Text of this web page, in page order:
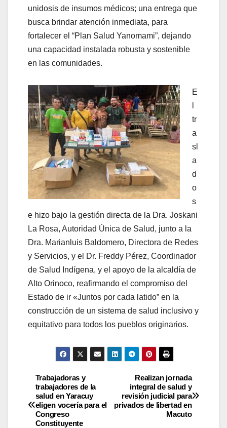
unidosis de insumos médicos; una entrega que
busca brindar atención inmediata, para
fortalecer el “Plan Salud Yanomami”, dejando
una capacidad instalada robusta y sostenible
en las comunidades.
E
tr
a
sl
a
d
o
s
e hizo bajo la gestión directa de la Dra. Joskani
La Rosa, Autoridad Única de Salud, junto a la
Dra. Marianluis Baldomero, Directora de Redes
y Servicios, y el Dr. Freddy Pérez, Coordinador
de Salud Indígena, y el apoyo de la alcaldía de
Alto Orinoco, reafirmando el compromiso del
Estado de ir «Juntos por cada latido” en la
construcción de un sistema de salud inclusivo y
equitativo para todos los pueblos originarios.
Realizan jornada
integral de salud y
revisión judicial para
privados de libertad en
Macuto
Trabajadoras y
trabajadores de la
salud en Yaracuy
eligen vocería para el
Congreso
Constituyente